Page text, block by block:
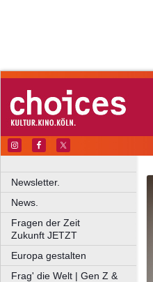
Newsletter.
News.
Fragen der Zeit
Zukunft JETZT
Europa gestalten
Frag' die Welt | Gen Z &